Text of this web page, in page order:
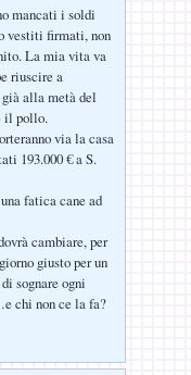
mancati i soldi
vestiti firmati, non
La mia vita va
riuscire a
alla metà del
il pollo.
via la casa
193.000 € a S.
fatica cane ad
cambiare, per
giusto per un
sognare ogni
chi non ce la fa?